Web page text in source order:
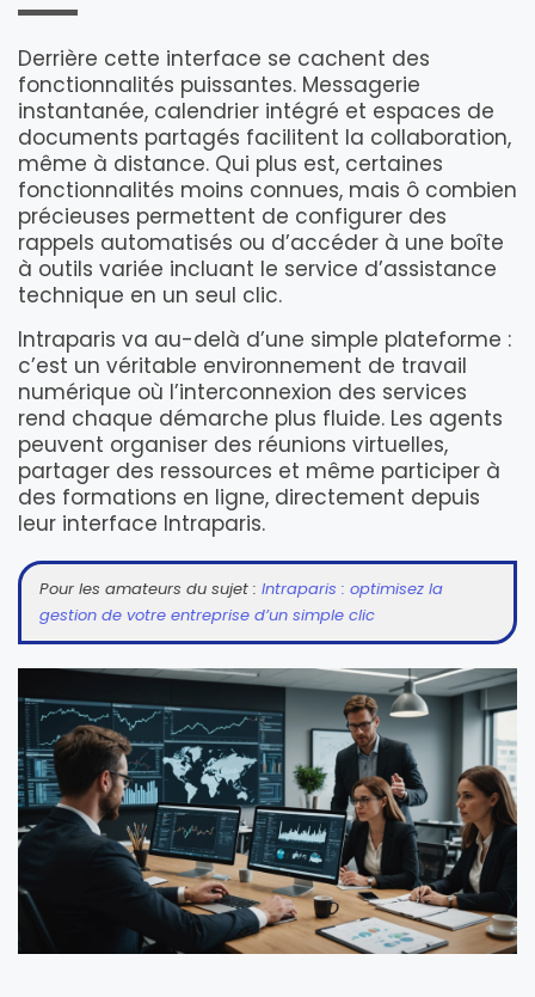
Derrière cette interface se cachent des
fonctionnalités puissantes. Messagerie
instantanée, calendrier intégré et espaces de
documents partagés facilitent la collaboration,
même à distance. Qui plus est, certaines
fonctionnalités moins connues, mais ô combien
précieuses permettent de configurer des
rappels automatisés ou d’accéder à une boîte
à outils variée incluant le service d’assistance
technique en un seul clic.
Intraparis va au-delà d’une simple plateforme :
c’est un véritable environnement de travail
numérique où l’interconnexion des services
rend chaque démarche plus fluide. Les agents
peuvent organiser des réunions virtuelles,
partager des ressources et même participer à
des formations en ligne, directement depuis
leur interface Intraparis.
Pour les amateurs du sujet : Intraparis : optimisez la
gestion de votre entreprise d’un simple clic